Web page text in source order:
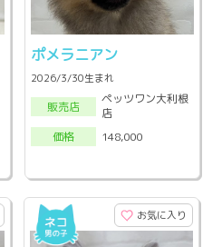
ポメラニアン
2026/3/30生まれ
販売店
ペッツワン大利根
店
価格
148,000
お気に入り